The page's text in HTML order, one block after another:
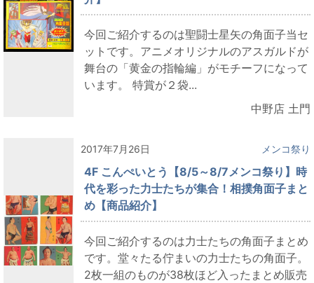
今回ご紹介するのは聖闘士星矢の角面子当セ
ットです。アニメオリジナルのアスガルドが
舞台の「黄金の指輪編」がモチーフになって
います。 特賞が２袋...
中野店 土門
2017年7月26日 メンコ祭り
4F こんぺいとう【8/5～8/7メンコ祭り】時
代を彩った力士たちが集合！相撲角面子まと
め【商品紹介】
今回ご紹介するのは力士たちの角面子まとめ
です。堂々たる佇まいの力士たちの角面子。
2枚一組のものが38枚ほど入ったまとめ販売